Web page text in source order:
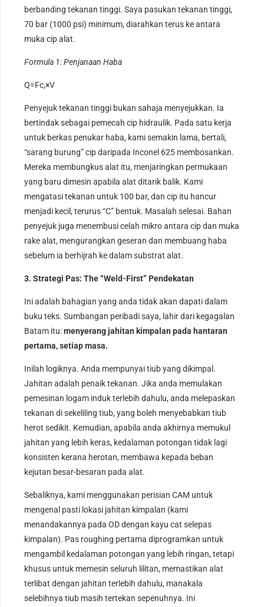
berbanding tekanan tinggi. Saya pasukan tekanan tinggi,
70 bar (1000 psi) minimum, diarahkan terus ke antara
muka cip alat.
Formula 1: Penjanaan Haba
Q=Fc,×V
Penyejuk tekanan tinggi bukan sahaja menyejukkan. Ia
bertindak sebagai pemecah cip hidraulik. Pada satu kerja
untuk berkas penukar haba, kami semakin lama, bertali,
“sarang burung” cip daripada Inconel 625 membosankan.
Mereka membungkus alat itu, menjaringkan permukaan
yang baru dimesin apabila alat ditarik balik. Kami
mengatasi tekanan untuk 100 bar, dan cip itu hancur
menjadi kecil, terurus “C” bentuk. Masalah selesai. Bahan
penyejuk juga menembusi celah mikro antara cip dan muka
rake alat, mengurangkan geseran dan membuang haba
sebelum ia berhijrah ke dalam substrat alat.
3. Strategi Pas: The “Weld-First” Pendekatan
Ini adalah bahagian yang anda tidak akan dapati dalam
buku teks. Sumbangan peribadi saya, lahir dari kegagalan
Batam itu:menyerang jahitan kimpalan pada hantaran
pertama, setiap masa.
Inilah logiknya. Anda mempunyai tiub yang dikimpal.
Jahitan adalah penaik tekanan. Jika anda memulakan
pemesinan logam induk terlebih dahulu, anda melepaskan
tekanan di sekeliling tiub, yang boleh menyebabkan tiub
herot sedikit. Kemudian, apabila anda akhirnya memukul
jahitan yang lebih keras, kedalaman potongan tidak lagi
konsisten kerana herotan, membawa kepada beban
kejutan besar-besaran pada alat.
Sebaliknya, kami menggunakan perisian CAM untuk
mengenal pasti lokasi jahitan kimpalan (kami
menandakannya pada OD dengan kayu cat selepas
kimpalan). Pas roughing pertama diprogramkan untuk
mengambil kedalaman potongan yang lebih ringan, tetapi
khusus untuk memesin seluruh lilitan, memastikan alat
terlibat dengan jahitan terlebih dahulu, manakala
selebihnya tiub masih tertekan sepenuhnya. Ini